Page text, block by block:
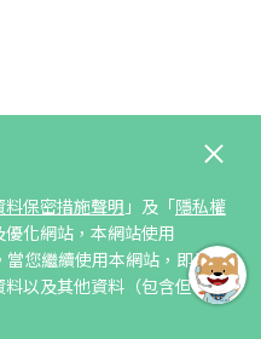
料保密措施聲明 」及「隱私權
化網站，本網站使用
您繼續使用本網站，即表示
以及其他資料（包含但不限